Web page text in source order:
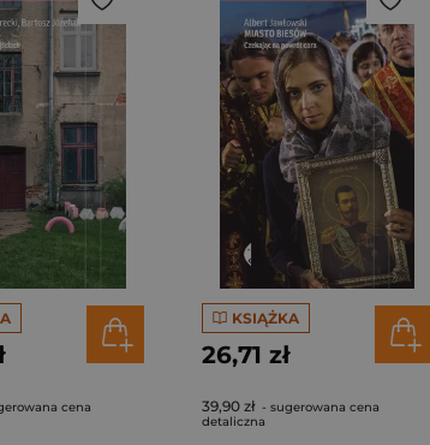
cena
KSIĄŻKA
26,71 zł
39,90 zł - sugerowana cena
detaliczna